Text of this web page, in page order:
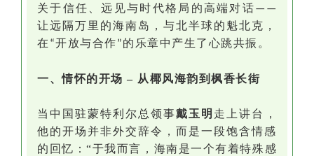
关于信任、远见与时代格局的高端对话——
让远隔万里的海南岛，与北半球的魁北克，
在 “开放与合作”的乐章中产生了心跳共振。
一、情怀的开场 – 从椰风海韵到枫香长街
当中国驻蒙特利尔总领事戴玉明 走上讲台，
他的开场并非外交辞令，而是一段饱含情感
的回忆：“于我而言，海南是一个有着特殊感